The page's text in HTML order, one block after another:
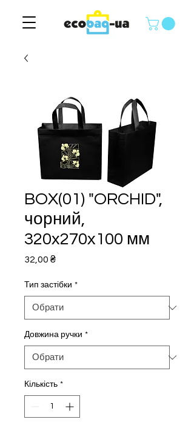
BOX(01) "ORCHID",
чорний,
320x270x100 мм
32,00 ₴Ціна
Тип застібки *
Довжина ручки *
Кількість *